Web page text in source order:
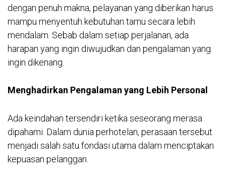
dengan penuh makna, pelayanan yang diberikan harus
mampu menyentuh kebutuhan tamu secara lebih
mendalam. Sebab dalam setiap perjalanan, ada
harapan yang ingin diwujudkan dan pengalaman yang
ingin dikenang.
Menghadirkan Pengalaman yang Lebih Personal
Ada keindahan tersendiri ketika seseorang merasa
dipahami. Dalam dunia perhotelan, perasaan tersebut
menjadi salah satu fondasi utama dalam menciptakan
kepuasan pelanggan.